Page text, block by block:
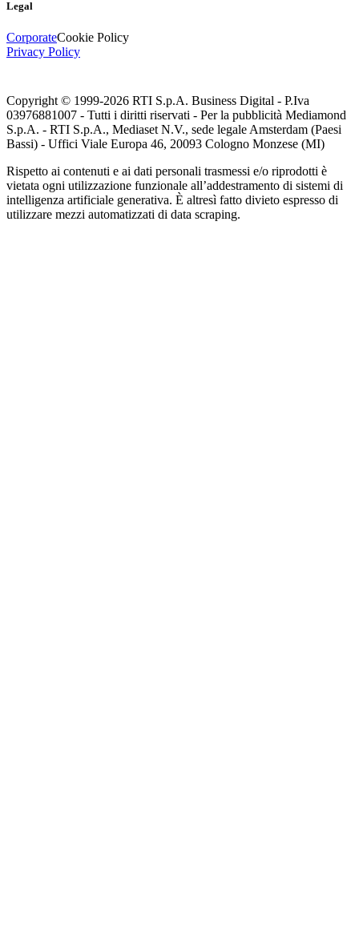
Legal
CorporateCookie Policy
Privacy Policy
Copyright © 1999-2026 RTI S.p.A. Business Digital - P.Iva
03976881007 - Tutti i diritti riservati - Per la pubblicità Mediamond
S.p.A. - RTI S.p.A., Mediaset N.V., sede legale Amsterdam (Paesi
Bassi) - Uffici Viale Europa 46, 20093 Cologno Monzese (MI)
Rispetto ai contenuti e ai dati personali trasmessi e/o riprodotti è
vietata ogni utilizzazione funzionale all’addestramento di sistemi di
intelligenza artificiale generativa. È altresì fatto divieto espresso di
utilizzare mezzi automatizzati di data scraping.